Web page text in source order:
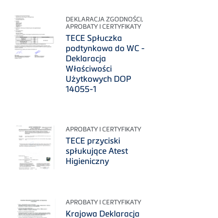
DEKLARACJA ZGODNOŚCI,
APROBATY I CERTYFIKATY
TECE Spłuczka
podtynkowa do WC -
Deklaracja
Właściwości
Użytkowych DOP
14055-1
APROBATY I CERTYFIKATY
TECE przyciski
spłukujące Atest
Higieniczny
APROBATY I CERTYFIKATY
Krajowa Deklaracja